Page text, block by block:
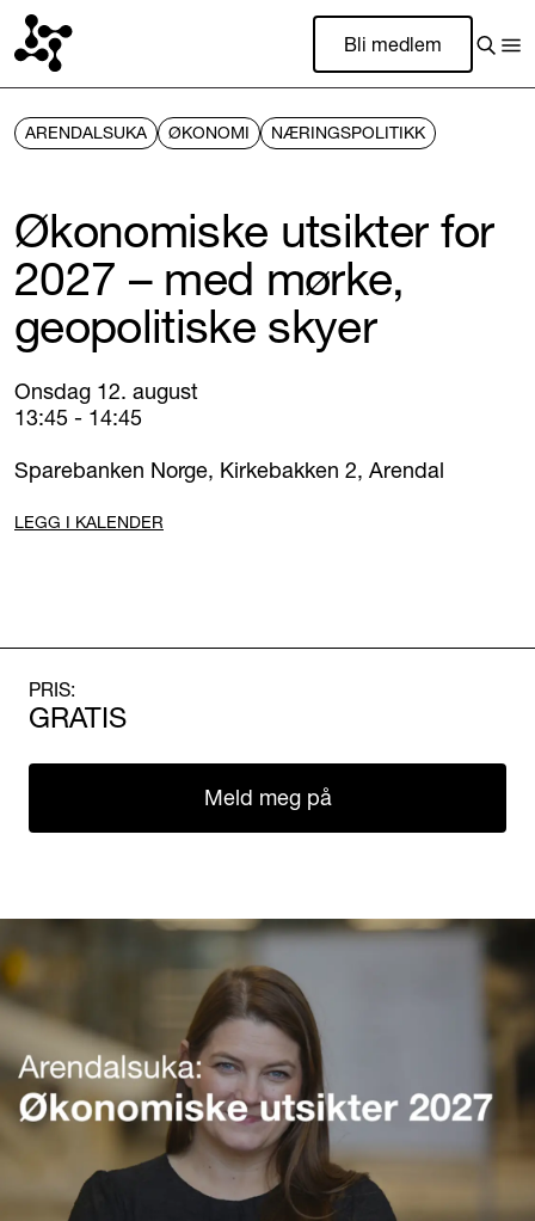
Bli medlem
ARENDALSUKA ØKONOMI NÆRINGSPOLITIKK
Økonomiske utsikter for
2027 – med mørke,
geopolitiske skyer
Onsdag 12. august
13:45 - 14:45
Sparebanken Norge, Kirkebakken 2, Arendal
LEGG I KALENDER
PRIS:
GRATIS
Meld meg på